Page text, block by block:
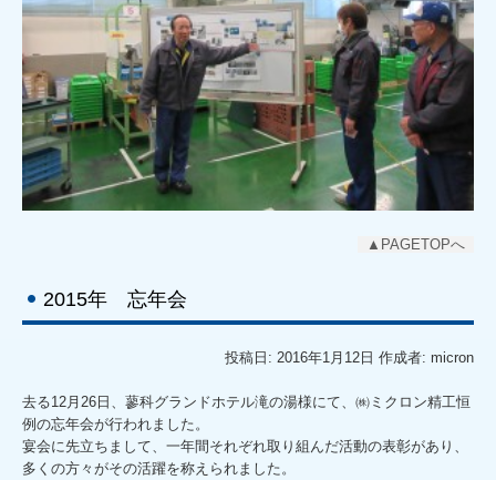
▲PAGETOPへ
2015年 忘年会
投稿日: 2016年1月12日 作成者: micron
去る12月26日、蓼科グランドホテル滝の湯様にて、㈱ミクロン精工恒
例の忘年会が行われました。
宴会に先立ちまして、一年間それぞれ取り組んだ活動の表彰があり、
多くの方々がその活躍を称えられました。